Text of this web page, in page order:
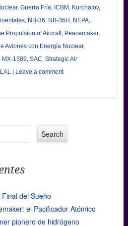
, Guerra Fría, ICBM , Kurchatov,
, NB-36, NB-36H , NEPA,
Propulsion of Aircraft, Peacemaker,
Aviones con Energía Nuclear,
MX-1589, SAC, Strategic Air
Leave a comment
del Sueño
el Pacificador Atómico
pionero de hidrógeno